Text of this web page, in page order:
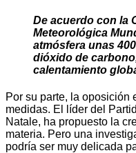
De acuerdo con la
Meteorológica
atmósfera unas
dióxido de
calentamiento
Por su parte, la oposición
medidas. El líder del
Natale, ha propuesto la
materia. Pero una
podría ser muy delicada